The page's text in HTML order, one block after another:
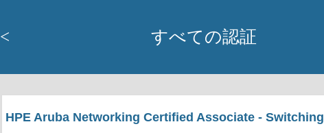
< すべての認証
HPE Aruba Networking Certified Associate - Switching